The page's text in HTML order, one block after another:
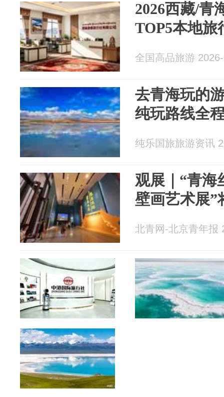
2026西藏/青
TOP5本地旅
全国高品旅游
去青海玩的
纯玩路线全
纯乐国旅旅游资讯
观展｜“青海
壁画艺术展”
北青网-北京青年报